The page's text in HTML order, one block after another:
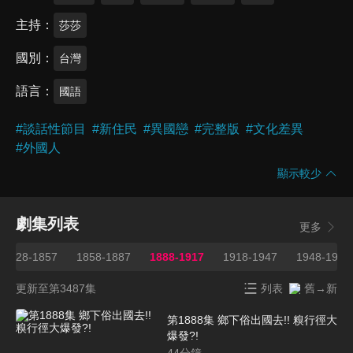
主持 莎莎
國別 台灣
語言 國語
#談話性節目 #新住民 #異國戀 #完整版 #文化差異
#外國人
顯示較少
劇集列表 更多
1828-1857 1858-1887 1888-1917 1918-1947 1948-1977
更新至第3487集 列表 舊→新
第1888集 鄉下俗出國去!! 糗行徑大
爆發?!